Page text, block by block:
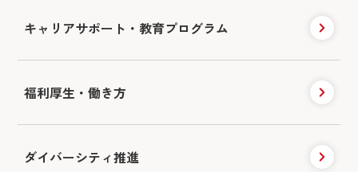
キャリアサポート・ 教育プログラム
福利厚生・働き方
ダイバーシティ推進